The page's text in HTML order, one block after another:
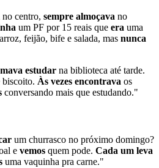
no centro, sempre almoçava no
um PF por 15 reais que era uma
arroz, feijão, bife e salada, mas nunca
estudar na biblioteca até tarde.
biscoito. Às vezes encontrava os
conversando mais que estudando."
um churrasco no próximo domingo?
e vemos quem pode. Cada um leva
uma vaquinha pra carne."